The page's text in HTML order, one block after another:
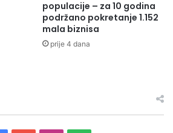
populacije – za 10 godina
podržano pokretanje 1.152
mala biznisa
prije 4 dana